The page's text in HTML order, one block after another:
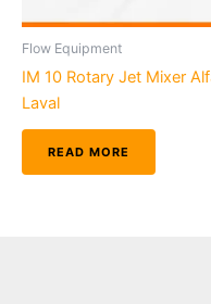
Flow Equipment
IM 10 Rotary Jet Mixer
Laval
READ MORE